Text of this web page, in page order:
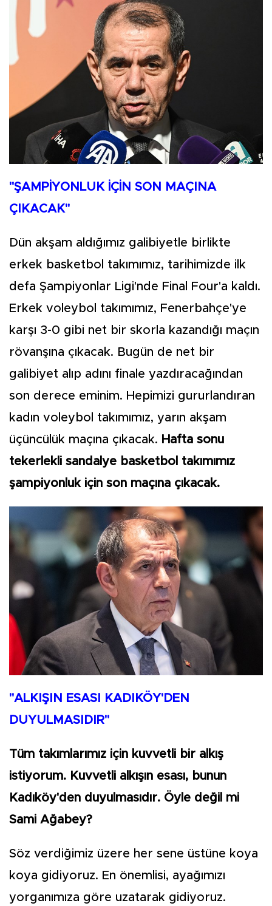
"ŞAMPİYONLUK İÇİN SON MAÇINA
ÇIKACAK"
Dün akşam aldığımız galibiyetle birlikte
erkek basketbol takımımız, tarihimizde ilk
defa Şampiyonlar Ligi'nde Final Four'a kaldı.
Erkek voleybol takımımız, Fenerbahçe'ye
karşı 3-0 gibi net bir skorla kazandığı maçın
rövanşına çıkacak. Bugün de net bir
galibiyet alıp adını finale yazdıracağından
son derece eminim. Hepimizi gururlandıran
kadın voleybol takımımız, yarın akşam
üçüncülük maçına çıkacak. Hafta sonu
tekerlekli sandalye basketbol takımımız
şampiyonluk için son maçına çıkacak.
"ALKIŞIN ESASI KADIKÖY'DEN
DUYULMASIDIR"
Tüm takımlarımız için kuvvetli bir alkış
istiyorum. Kuvvetli alkışın esası, bunun
Kadıköy'den duyulmasıdır. Öyle değil mi
Sami Ağabey?
Söz verdiğimiz üzere her sene üstüne koya
koya gidiyoruz. En önemlisi, ayağımızı
yorganımıza göre uzatarak gidiyoruz.